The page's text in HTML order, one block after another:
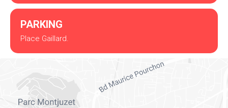
PARKING
Place Gaillard.